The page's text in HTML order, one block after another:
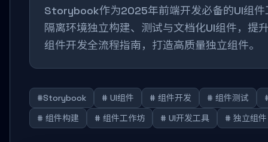
Storybook作为2025年前端开发必备的UI组
隔离环境独立构建、测试与文档化UI组件，
组件开发全流程指南，打造高质量独立组件。
#Storybook # UI组件 # 组件开发 # 组件测试
# 组件构建
# 组件工作坊 # UI开发工具 # 独立组件